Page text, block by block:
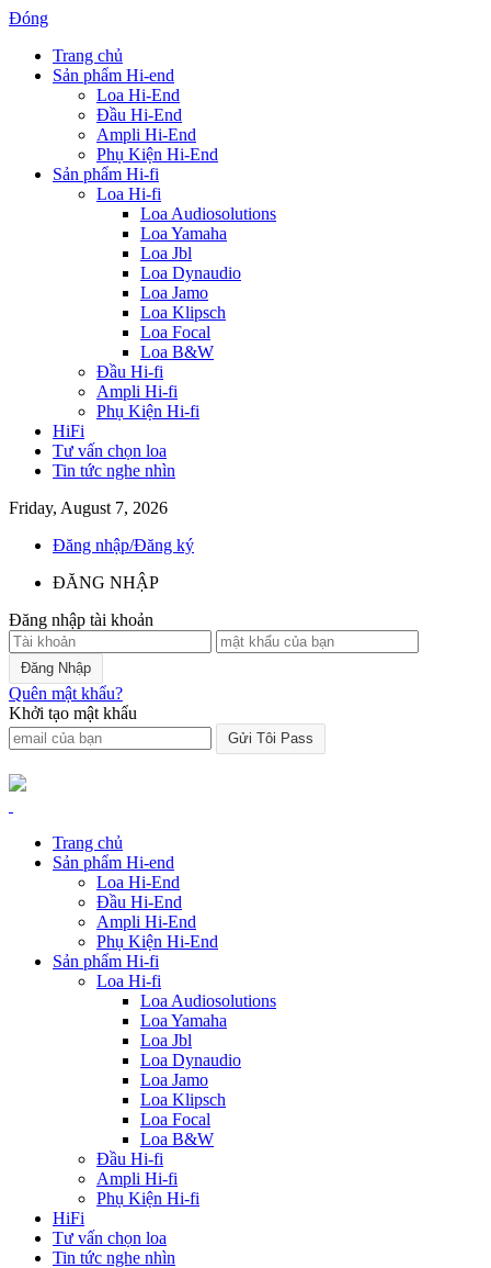
Đóng
Trang chủ
Sản phẩm Hi-end
Loa Hi-End
Đầu Hi-End
Ampli Hi-End
Phụ Kiện Hi-End
Sản phẩm Hi-fi
Loa Hi-fi
Loa Audiosolutions
Loa Yamaha
Loa Jbl
Loa Dynaudio
Loa Jamo
Loa Klipsch
Loa Focal
Loa B&W
Đầu Hi-fi
Ampli Hi-fi
Phụ Kiện Hi-fi
HiFi
Tư vấn chọn loa
Tin tức nghe nhìn
Friday, August 7, 2026
Đăng nhập/Đăng ký
ĐĂNG NHẬP
Đăng nhập tài khoản
Quên mật khẩu?
Khởi tạo mật khẩu
Trang chủ
Sản phẩm Hi-end
Loa Hi-End
Đầu Hi-End
Ampli Hi-End
Phụ Kiện Hi-End
Sản phẩm Hi-fi
Loa Hi-fi
Loa Audiosolutions
Loa Yamaha
Loa Jbl
Loa Dynaudio
Loa Jamo
Loa Klipsch
Loa Focal
Loa B&W
Đầu Hi-fi
Ampli Hi-fi
Phụ Kiện Hi-fi
HiFi
Tư vấn chọn loa
Tin tức nghe nhìn